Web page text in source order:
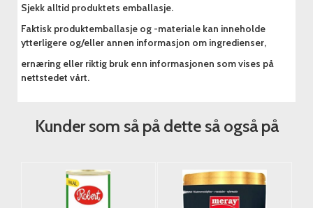
Sjekk alltid produktets emballasje.
Faktisk produktemballasje og -materiale kan inneholde
ytterligere og/eller annen informasjon om ingredienser,
ernæring eller riktig bruk enn informasjonen som vises på
nettstedet vårt.
Kunder som så på dette så også på